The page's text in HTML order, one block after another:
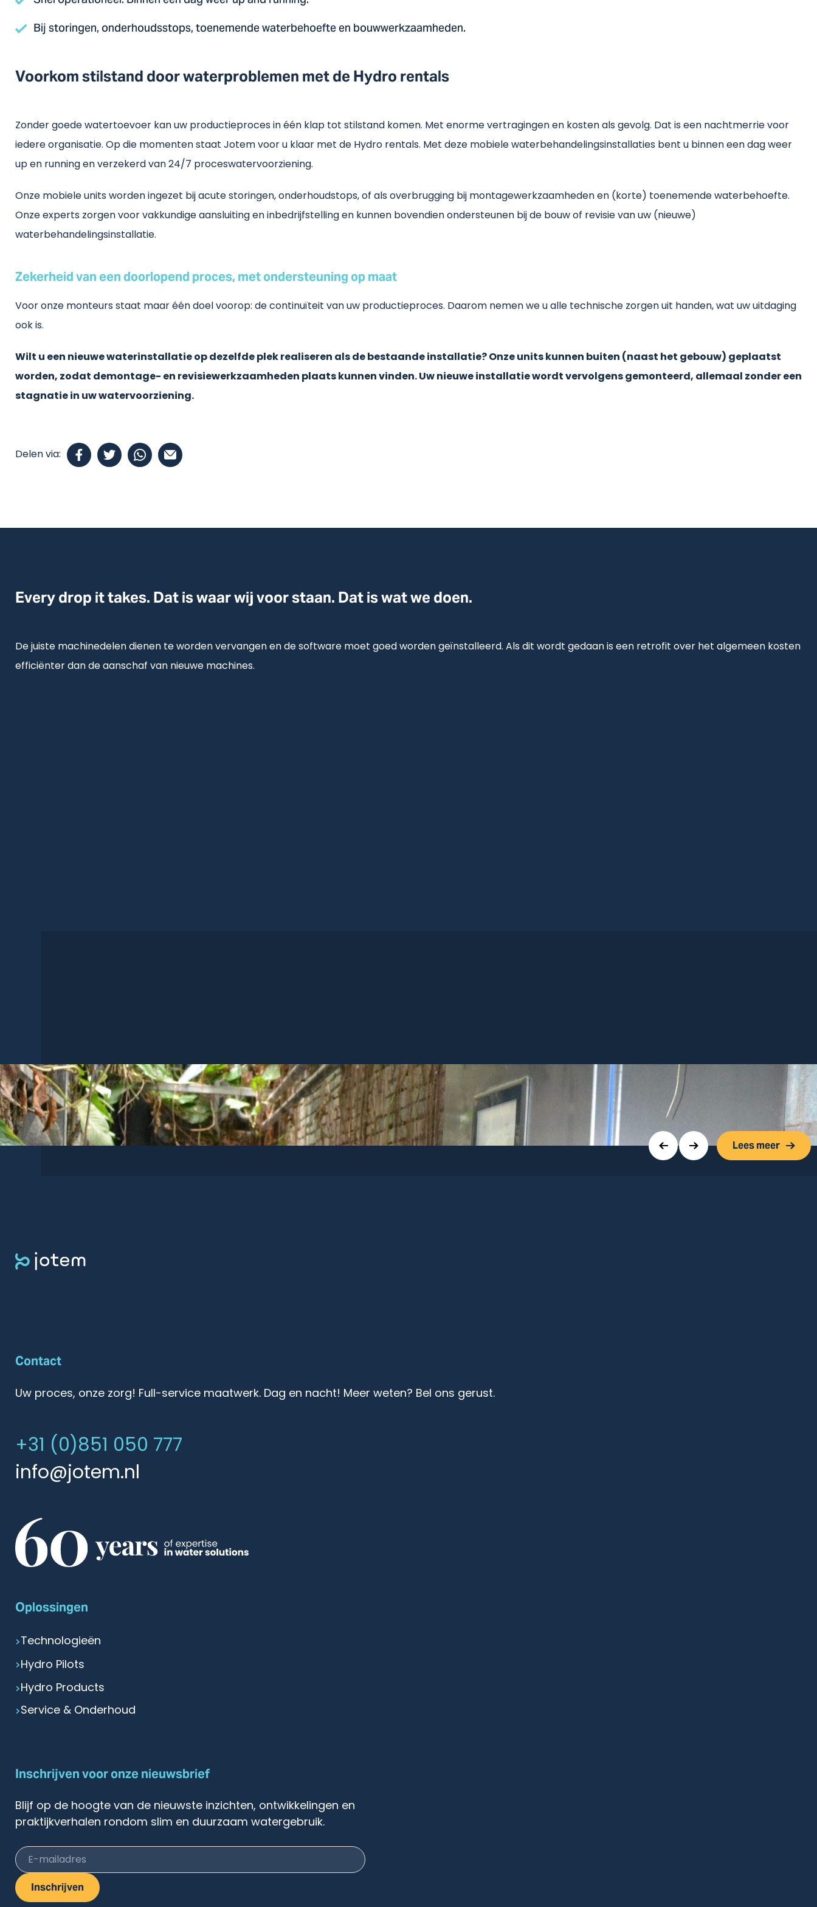
Voorkom stilstand door waterproblemen met de Hydro rentals
Zonder goede watertoevoer kan uw productieproces in één klap tot stilstand komen. Met enorme vertragingen en kosten als gevolg. Dat is een nachtmerrie voor
iedere organisatie. Op die momenten staat Jotem voor u klaar met de Hydro rentals. Met deze mobiele waterbehandelingsinstallaties bent u binnen een dag weer
up en running en verzekerd van 24/7 proceswatervoorziening.
Onze mobiele units worden ingezet bij acute storingen, onderhoudstops, of als overbrugging bij montagewerkzaamheden en (korte) toenemende waterbehoefte.
Onze experts zorgen voor vakkundige aansluiting en inbedrijfstelling en kunnen bovendien ondersteunen bij de bouw of revisie van uw (nieuwe)
waterbehandelingsinstallatie.
Zekerheid van een doorlopend proces, met ondersteuning op maat
Voor onze monteurs staat maar één doel voorop: de continuïteit van uw productieproces. Daarom nemen we u alle technische zorgen uit handen, wat uw uitdaging
ook is.
Wilt u een nieuwe waterinstallatie op dezelfde plek realiseren als de bestaande installatie? Onze units kunnen buiten (naast het gebouw) geplaatst
worden, zodat demontage- en revisiewerkzaamheden plaats kunnen vinden. Uw nieuwe installatie wordt vervolgens gemonteerd, allemaal zonder een
stagnatie in uw watervoorziening.
Delen via:
Bij storingen, onderhoudsstops, toenemende waterbehoefte en bouwwerkzaamheden.
Every drop it takes. Dat is waar wij voor staan. Dat is wat we doen.
De juiste machinedelen dienen te worden vervangen en de software moet goed worden geïnstalleerd. Als dit wordt gedaan is een retrofit over het algemeen kosten
efficiënter dan de aanschaf van nieuwe machines.
Lees meer
Contact
Uw proces, onze zorg! Full-service maatwerk. Dag en nacht! Meer weten? Bel ons gerust.
+31 (0)851 050 777
info@jotem.nl
Oplossingen
Technologieën
Hydro Pilots
Hydro Products
Service & Onderhoud
Inschrijven voor onze nieuwsbrief
Blijf op de hoogte van de nieuwste inzichten, ontwikkelingen en
praktijkverhalen rondom slim en duurzaam watergebruik.
E-mailadres
Inschrijven